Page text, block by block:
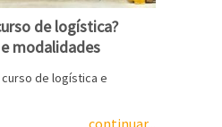
de logística?
modalidades
de logística e
continuar...